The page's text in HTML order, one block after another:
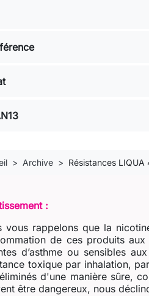
Archive Résistances
:
vous rappelons que la
de ces produits
d’asthme ou sensibles
toxique par inhalation,
d'une manière sûre,
être dangereux, nous